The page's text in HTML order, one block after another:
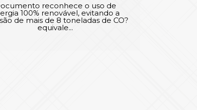
reconhece o uso de
100% renovável, evitando a
de mais de 8 toneladas de CO?
equivale...